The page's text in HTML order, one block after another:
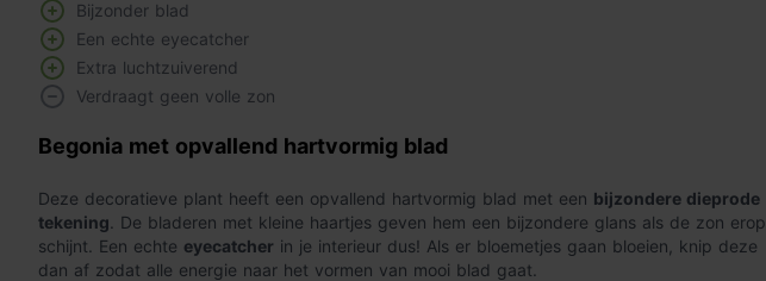
Bijzonder blad
Een echte eyecatcher
Extra luchtzuiverend
Verdraagt geen volle zon
Begonia met opvallend hartvormig blad
Deze decoratieve plant heeft een opvallend hartvormig blad met een bijzondere dieprode
tekening . De bladeren met kleine haartjes geven hem een bijzondere glans als de zon erop
schijnt. Een echte eyecatcher in je interieur dus! Als er bloemetjes gaan bloeien, knip deze
dan af zodat alle energie naar het vormen van mooi blad gaat.